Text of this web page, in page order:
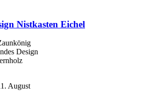
Nistkasten Eichel
Design
August